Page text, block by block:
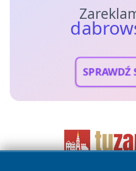
SPRAWDŹ